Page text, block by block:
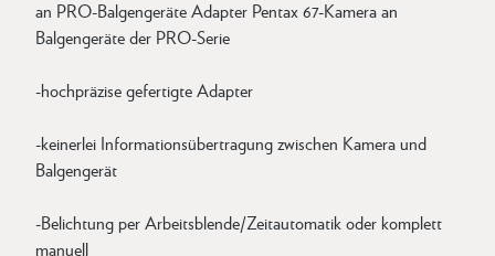
an PRO-Balgengeräte Adapter Pentax 67-Kamera an
Balgengeräte der PRO-Serie
-hochpräzise gefertigte Adapter
-keinerlei Informationsübertragung zwischen Kamera und
Balgengerät
-Belichtung per Arbeitsblende/Zeitautomatik oder komplett
manuell